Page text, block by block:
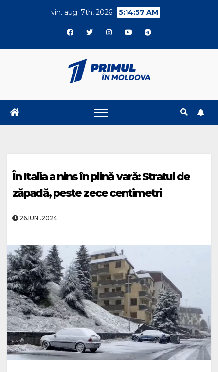
vin. aug. 7th, 2026 5:14:58 AM
În Italia a nins în plină vară: Stratul de
zăpadă, peste zece centimetri
26.IUN..2024